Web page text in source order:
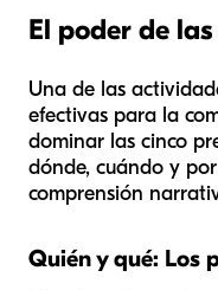
El poder de
Una de las
efectivas para la
dominar las cinco
dónde, cuándo y
comprensión
Quién y qué: Los